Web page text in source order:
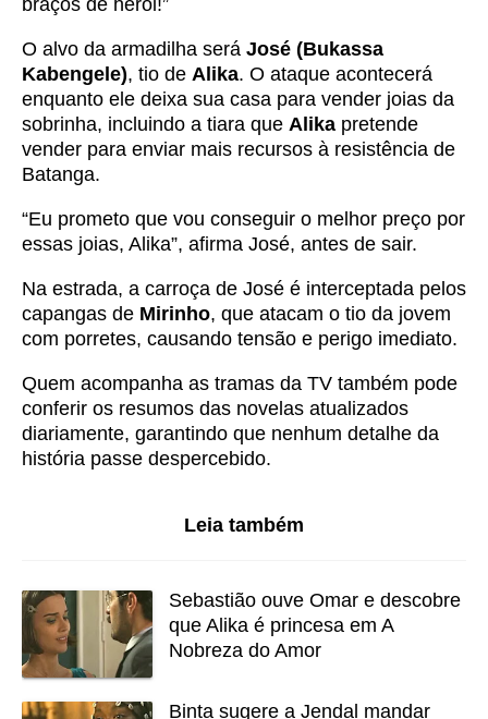
braços de herói!”
O alvo da armadilha será José (Bukassa
Kabengele), tio de Alika. O ataque acontecerá
enquanto ele deixa sua casa para vender joias da
sobrinha, incluindo a tiara que Alika pretende
vender para enviar mais recursos à resistência de
Batanga.
“Eu prometo que vou conseguir o melhor preço por
essas joias, Alika”, afirma José, antes de sair.
Na estrada, a carroça de José é interceptada pelos
capangas de Mirinho, que atacam o tio da jovem
com porretes, causando tensão e perigo imediato.
Quem acompanha as tramas da TV também pode
conferir os resumos das novelas atualizados
diariamente, garantindo que nenhum detalhe da
história passe despercebido.
Leia também
Sebastião ouve Omar e descobre
que Alika é princesa em A
Nobreza do Amor
Binta sugere a Jendal mandar